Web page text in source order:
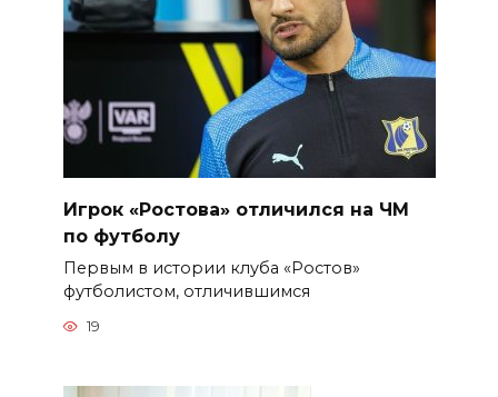
Игрок «Ростова» отличился на ЧМ
по футболу
Первым в истории клуба «Ростов»
футболистом, отличившимся
19